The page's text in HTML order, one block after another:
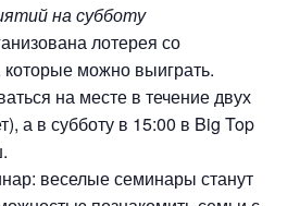
на субботу
лотерея со
можно выиграть.
на месте в течение двух
а в субботу в 15:00 в Big Top
веселые семинары станут